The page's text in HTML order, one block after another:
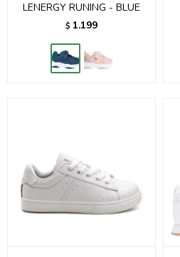
LENERGY RUNING - BLUE
$ 1.199